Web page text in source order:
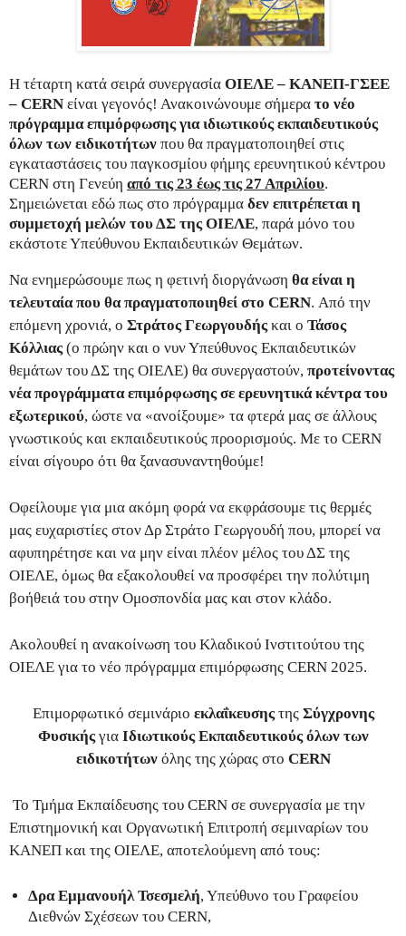
Η τέταρτη κατά σειρά συνεργασία ΟΙΕΛΕ – ΚΑΝΕΠ-ΓΣΕΕ
– CERN είναι γεγονός! Ανακοινώνουμε σήμερα το νέο
πρόγραμμα επιμόρφωσης για ιδιωτικούς εκπαιδευτικούς
όλων των ειδικοτήτων που θα πραγματοποιηθεί στις
εγκαταστάσεις του παγκοσμίου φήμης ερευνητικού κέντρου
CERN στη Γενεύη από τις 23 έως τις 27 Απριλίου.
Σημειώνεται εδώ πως στο πρόγραμμα δεν επιτρέπεται η
συμμετοχή μελών του ΔΣ της ΟΙΕΛΕ, παρά μόνο του
εκάστοτε Υπεύθυνου Εκπαιδευτικών Θεμάτων.
Να ενημερώσουμε πως η φετινή διοργάνωση θα είναι η
τελευταία που θα πραγματοποιηθεί στο CERN. Από την
επόμενη χρονιά, ο Στράτος Γεωργουδής και ο Τάσος
Κόλλιας (ο πρώην και ο νυν Υπεύθυνος Εκπαιδευτικών
θεμάτων του ΔΣ της ΟΙΕΛΕ) θα συνεργαστούν, προτείνοντας
νέα προγράμματα επιμόρφωσης σε ερευνητικά κέντρα του
εξωτερικού, ώστε να «ανοίξουμε» τα φτερά μας σε άλλους
γνωστικούς και εκπαιδευτικούς προορισμούς. Με το CERN
είναι σίγουρο ότι θα ξανασυναντηθούμε!
Οφείλουμε για μια ακόμη φορά να εκφράσουμε τις θερμές
μας ευχαριστίες στον Δρ Στράτο Γεωργουδή που, μπορεί να
αφυπηρέτησε και να μην είναι πλέον μέλος του ΔΣ της
ΟΙΕΛΕ, όμως θα εξακολουθεί να προσφέρει την πολύτιμη
βοήθειά του στην Ομοσπονδία μας και στον κλάδο.
Ακολουθεί η ανακοίνωση του Κλαδικού Ινστιτούτου της
ΟΙΕΛΕ για το νέο πρόγραμμα επιμόρφωσης CERN 2025.
Επιμορφωτικό σεμινάριο εκλαΐκευσηςτης Σύγχρονης
Φυσικήςγια Ιδιωτικούς Εκπαιδευτικούς όλων των
ειδικοτήτωνόλης της χώρας στο CERN
Το Τμήμα Εκπαίδευσης του CERN σε συνεργασία με την
Επιστημονική και Οργανωτική Επιτροπή σεμιναρίων του
ΚΑΝΕΠ και της ΟΙΕΛΕ, αποτελούμενη από τους:
Δρα Εμμανουήλ Τσεσμελή, Υπεύθυνο του Γραφείου
Διεθνών Σχέσεων του CERN,